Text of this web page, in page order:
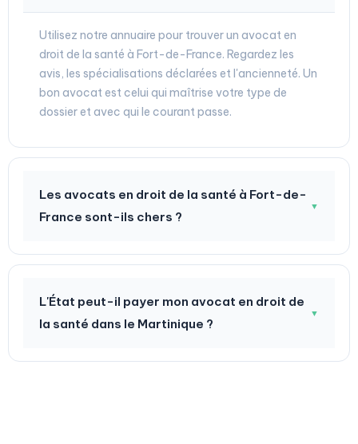
Utilisez notre annuaire pour trouver un avocat en
droit de la santé à Fort-de-France. Regardez les
avis, les spécialisations déclarées et l'ancienneté. Un
bon avocat est celui qui maîtrise votre type de
dossier et avec qui le courant passe.
Les avocats en droit de la santé à Fort-de-
France sont-ils chers ?
▼
L'État peut-il payer mon avocat en droit de
la santé dans le Martinique ?
▼